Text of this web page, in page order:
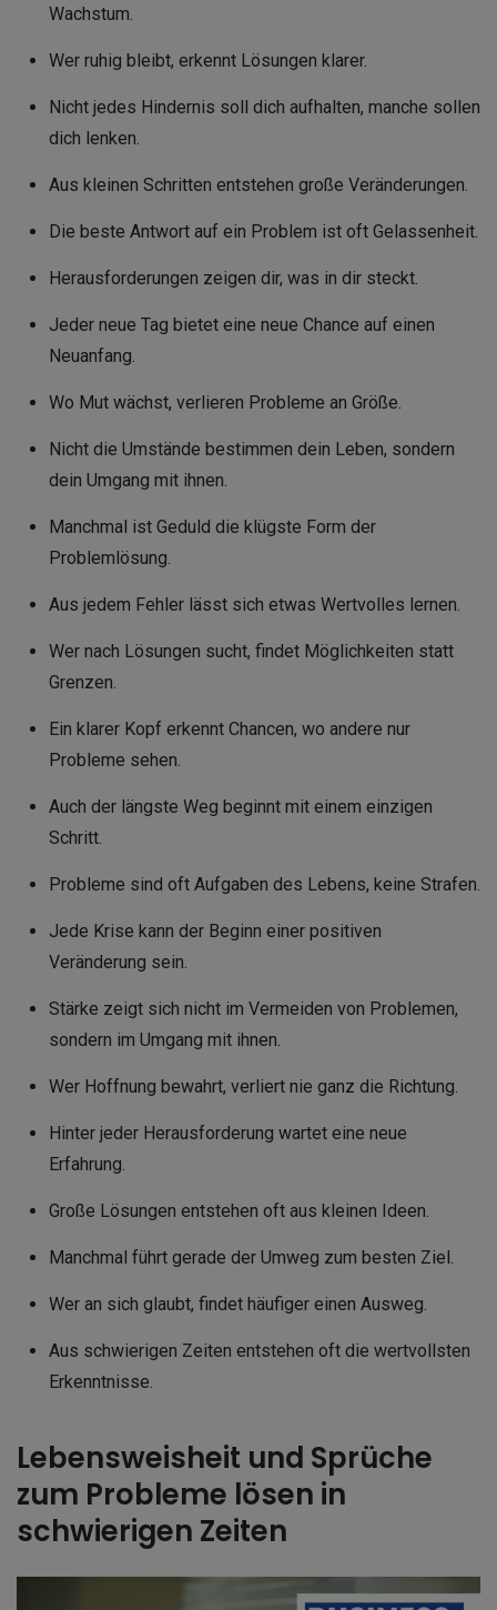
Wachstum.
Wer ruhig bleibt, erkennt Lösungen klarer.
Nicht jedes Hindernis soll dich aufhalten, manche sollen
dich lenken.
Aus kleinen Schritten entstehen große Veränderungen.
Die beste Antwort auf ein Problem ist oft Gelassenheit.
Herausforderungen zeigen dir, was in dir steckt.
Jeder neue Tag bietet eine neue Chance auf einen
Neuanfang.
Wo Mut wächst, verlieren Probleme an Größe.
Nicht die Umstände bestimmen dein Leben, sondern
dein Umgang mit ihnen.
Manchmal ist Geduld die klügste Form der
Problemlösung.
Aus jedem Fehler lässt sich etwas Wertvolles lernen.
Wer nach Lösungen sucht, findet Möglichkeiten statt
Grenzen.
Ein klarer Kopf erkennt Chancen, wo andere nur
Probleme sehen.
Auch der längste Weg beginnt mit einem einzigen
Schritt.
Probleme sind oft Aufgaben des Lebens, keine Strafen.
Jede Krise kann der Beginn einer positiven
Veränderung sein.
Stärke zeigt sich nicht im Vermeiden von Problemen,
sondern im Umgang mit ihnen.
Wer Hoffnung bewahrt, verliert nie ganz die Richtung.
Hinter jeder Herausforderung wartet eine neue
Erfahrung.
Große Lösungen entstehen oft aus kleinen Ideen.
Manchmal führt gerade der Umweg zum besten Ziel.
Wer an sich glaubt, findet häufiger einen Ausweg.
Aus schwierigen Zeiten entstehen oft die wertvollsten
Erkenntnisse.
Lebensweisheit und Sprüche
zum Probleme lösen in
schwierigen Zeiten